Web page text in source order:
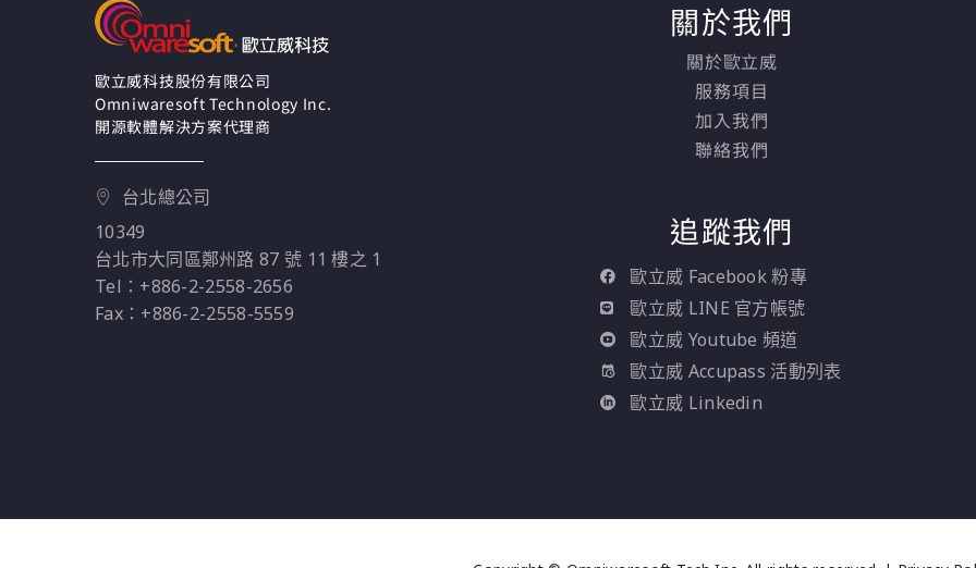
善該銀行的數據分析。
使異常檢測能夠在幾毫
秒內發生。傳統上，異
常檢測依賴客戶的靜態
來識別與預期規範的偏
歐立威科技股份有限公司
Omniwaresoft Technology Inc.
開源軟體解決方案代理商
台北總公司
10349
台北市大同區鄭州路 87 號 11 樓之 1
Tel：+886-2-2558-2656
Fax：+886-2-2558-5559
關於我們
關於歐立威
服務項目
加入我們
聯絡我們
追蹤我們
歐立威 Facebook 粉專
歐立威 LINE 官方帳號
歐立威 Youtube 頻道
歐立威 Accupass 活動列表
歐立威 Linkedin